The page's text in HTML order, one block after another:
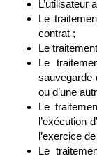
L’utilisateur
Le
contrat ;
Le
Le
sauvegarde
ou d’une
Le
l’exécution
l’exercice
Le